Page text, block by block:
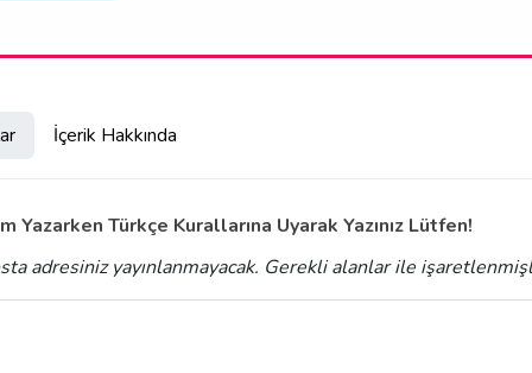
İçerik Hakkında
Yazarken Türkçe Kurallarına Uyarak Yazınız Lütfen!
adresiniz yayınlanmayacak. Gerekli alanlarile